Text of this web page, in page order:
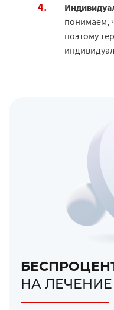
понимаем,
поэтому
НА